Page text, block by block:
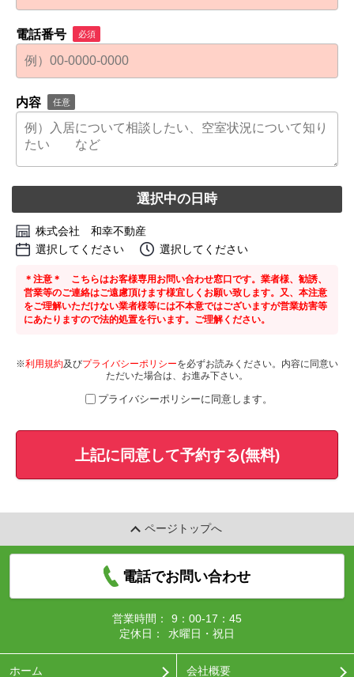
電話番号 必須
内容 任意
選択中の日時
株式会社 和幸不動産
選択してください
選択してください
＊注意＊ こちらはお客様専用お問い合わせ窓口です。業者様、勧誘、
営業等のご連絡はご遠慮頂けます様宜しくお願い致します。又、本注意
をご理解いただけない業者様等には不本意ではございますが営業妨害等
にあたりますので法的処置を行います。ご理解ください。
※利用規約及びプライバシーポリシーを必ずお読みください。内容に同意い
ただいた場合は、お進み下さい。
プライバシーポリシーに同意します。
上記に同意して予約する(無料)
ページトップへ
電話でお問い合わせ
営業時間：
9：00-17：45
定休日：
水曜日・祝日
ホーム 会社概要